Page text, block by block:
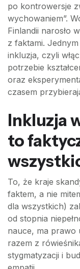
po kontrowersje
wychowaniem”.
Finlandii narosło
z faktami.
inkluzja, czyli
potrzebie
oraz
czasem
Inkluzja
to
To, że kraje
faktem, a nie
dla wszystkich)
od stopnia
nauce, ma prawo
razem z
stygmatyzacji i